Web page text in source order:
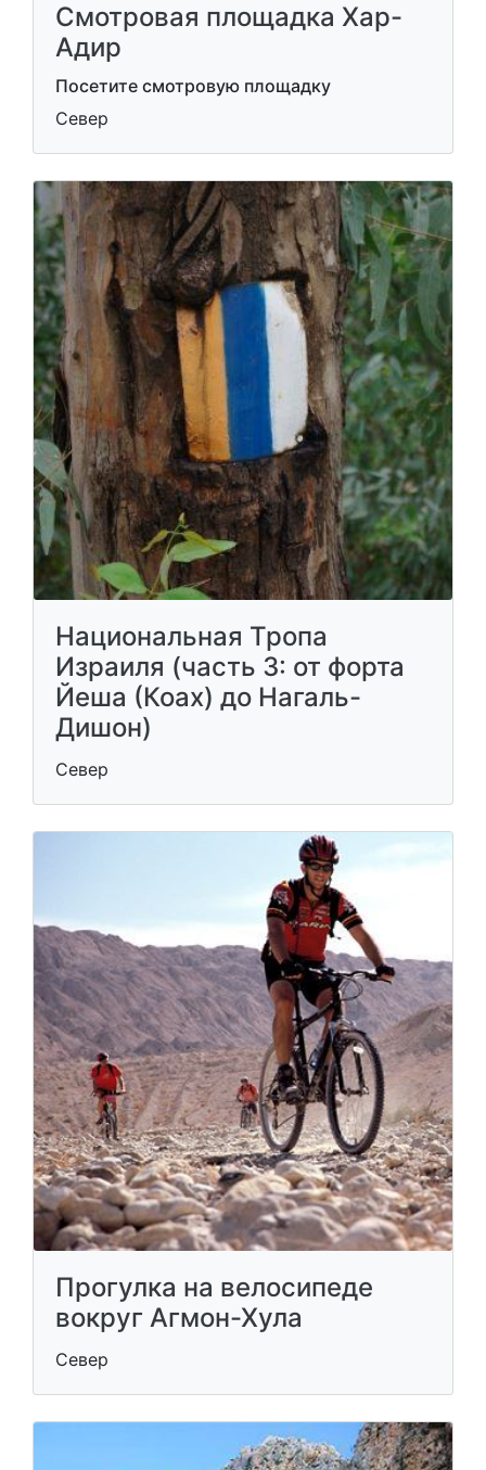
Смотровая площадка Хар-
Адир
Посетите смотровую площадку
Север
Национальная Тропа
Израиля (часть 3: от форта
Йеша (Коах) до Нагаль-
Дишон)
Север
Прогулка на велосипеде
вокруг Агмон-Хула
Север